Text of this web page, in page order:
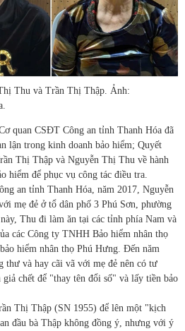
Thu và Trần Thị Thập. Ảnh:
quan CSĐT Công an tỉnh Thanh Hóa đã
lận trong kinh doanh bảo hiểm; Quyết
Thị Thập và Nguyễn Thị Thu về hành
hiểm để phục vụ công tác điều tra.
an tỉnh Thanh Hóa, năm 2017, Nguyễn
mẹ đẻ ở tổ dân phố 3 Phú Sơn, phường
Thu đi làm ăn tại các tỉnh phía Nam và
các Công ty TNHH Bảo hiểm nhân thọ
hiểm nhân thọ Phú Hưng. Đến năm
thư và hay cãi vã với mẹ đẻ nên có tư
chết để "thay tên đổi số" và lấy tiền bảo
Thị Thập (SN 1955) để lên một "kịch
đầu bà Thập không đồng ý, nhưng với ý